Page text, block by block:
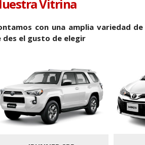
Capacidad de Carga (kg)
Largo (mm)
Ancho (mm)
Altura al piso (mm)
Vitrina
con una amplia variedad
des el gusto de elegir